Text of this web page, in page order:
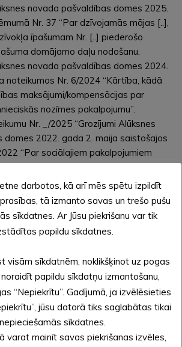
novada pašvaldības domes 2025.
Nr. 37 “Par dzīvojamās mājas [..],
īpašumam Nr. [..] piederošo
domājamo daļu nodošanu.
novada pašvaldības domes 2024.
noteikumos Nr. 6/2024 “Kārtība, kādā
maksājumi/kompensācijas par
nozīmes pakalpojumu”.
Nr. _/2025 “Grozījumi Alūksnes
domes 2022. gada 2. maija saistošajos
“Par sociālajiem pakalpojumiem
Nr. __/2025 “Alūksnes novada
budžeta nolikums” izdošanu.
Nr. __/2025 “Grozījumi Alūksnes
2024. gada 28. novembra
Nr. 36/2024 “Par Alūksnes novada
izdošanu.
dāvinājumu.
īslaicīgās telpu nomas
novada pašvaldības domes
Nr. 369 “Par amata vietām un atlīdzību
lietu pārvaldei”.
darbotos, kā arī mēs spētu izpildīt
tā izmanto savas un trešo pušu
sīkdatnes. Ar Jūsu piekrišanu var tik
papildu sīkdatnes.
visām sīkdatnēm, noklikšķinot uz pogas
noraidīt papildu sīkdatņu izmantošanu,
“Nepiekrītu”. Gadījumā, ja izvēlēsieties
jūsu datorā tiks saglabātas tikai
nepieciešamās sīkdatnes.
varat mainīt savas piekrišanas izvēles,